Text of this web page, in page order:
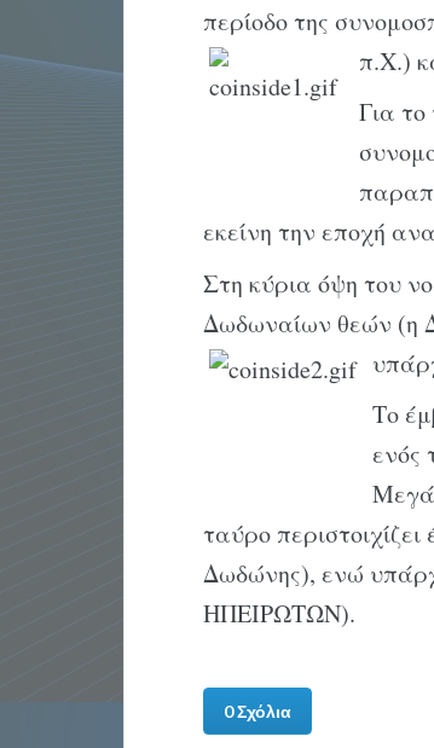
περίοδο της
π.Χ.)
Για
εκείνη την εποχή
Στη κύρια όψη του
Δωδωναίων θεών (η
Το
ενός
ταύρο
Δωδώνης), ενώ
ΗΠΕΙΡΩΤΩΝ).
0 Σχόλια